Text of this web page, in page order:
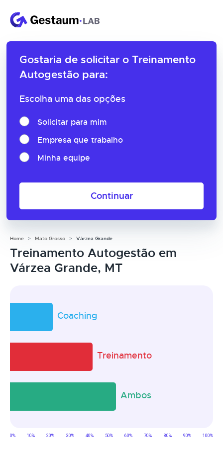
Gostaria de solicitar o Treinamento
Autogestão para:
Escolha uma das opções
Solicitar para mim
Empresa que trabalho
Minha equipe
Continuar
Home Mato Grosso Várzea Grande
Treinamento Autogestão em
Várzea Grande, MT